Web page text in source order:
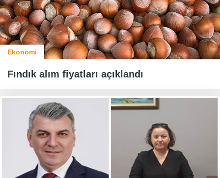
Ekonomi
Fındık alım fiyatları açıklandı